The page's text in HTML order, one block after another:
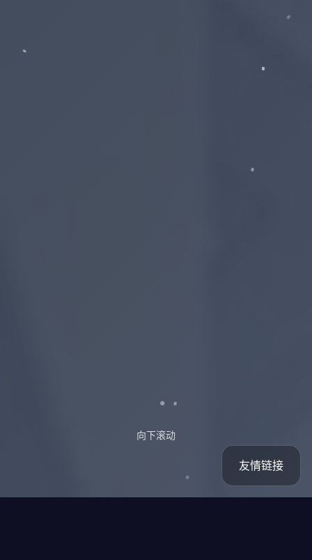
向下滚动
友情链接